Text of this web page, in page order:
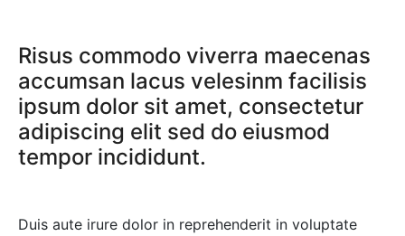
Risus commodo viverra maecenas
accumsan lacus velesinm facilisis
ipsum dolor sit amet, consectetur
adipiscing elit sed do eiusmod
tempor incididunt.
Duis aute irure dolor in reprehenderit in voluptate